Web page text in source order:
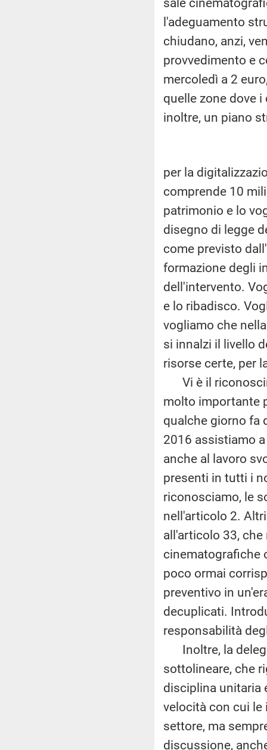
l'adeguamento
chiudano, anzi,
provvedimento e
mercoledì a 2
quelle zone dove
inoltre, un piano
per la
comprende 10
patrimonio e lo
disegno di legge
come previsto
formazione degli
dell'intervento.
e lo ribadisco.
vogliamo che
si innalzi il livello
risorse certe, per
Vi è il
molto importante
qualche giorno fa
2016 assistiamo
anche al lavoro
presenti in tutti i
riconosciamo, le
nell'articolo 2.
all'articolo 33,
cinematografiche
poco ormai
preventivo in
decuplicati.
responsabilità
Inoltre, la
sottolineare, che
disciplina unitaria
velocità con cui
settore, ma
discussione,